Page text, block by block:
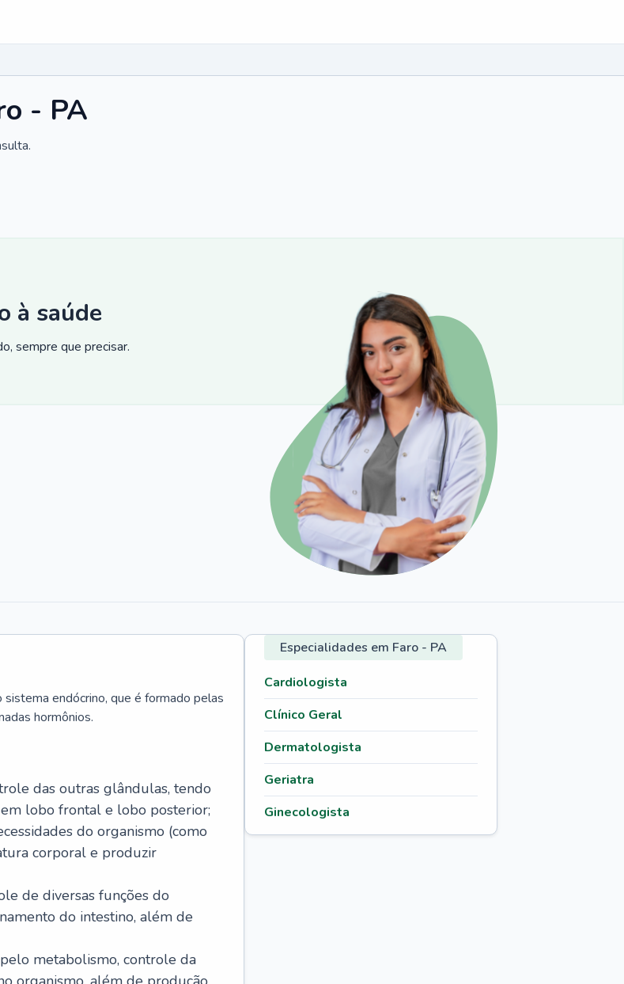
- PA
à saúde
sempre que precisar.
endócrino, que é formado pelas
hormônios.
das outras glândulas, tendo
lobo frontal e lobo posterior;
do organismo (como
corporal e produzir
de diversas funções do
do intestino, além de
metabolismo, controle da
Especialidades em Faro - PA
Cardiologista
Clínico Geral
Dermatologista
Geriatra
Ginecologista